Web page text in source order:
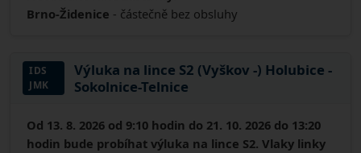
Brno-Židenice - částečně bez obsluhy
IDS
JMK
Výluka na lince S2 (Vyškov -) Holubice -
Sokolnice-Telnice
Od 13. 8. 2026 od 9:10 hodin do 21. 10. 2026 do 13:20
hodin bude probíhat výluka na lince S2. Vlaky linky